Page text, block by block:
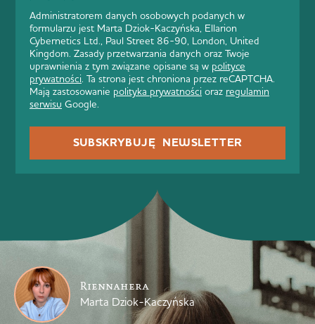
Administratorem danych osobowych podanych w
formularzu jest Marta Dziok-Kaczyńska, Ellarion
Cybernetics Ltd., Paul Street 86-90, London, United
Kingdom. Zasady przetwarzania danych oraz Twoje
uprawnienia z tym związane opisane są w polityce
prywatności. Ta strona jest chroniona przez reCAPTCHA.
Mają zastosowanie polityka prywatności oraz regulamin
serwisu Google.
SUBSKRYBUJĘ NEWSLETTER
Riennahera
Marta Dziok-Kaczyńska